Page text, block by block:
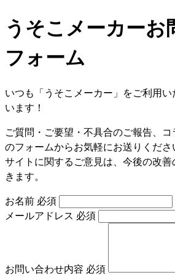
うそこメーカーお
フォーム
いつも「うそこメーカー」をご利用
います！
ご質問・ご要望・不具合のご報告、
のフォームからお気軽にお送りくださ
サイトに関するご意見は、今後の改
きます。
お名前 必須
メールアドレス 必須
お問い合わせ内容 必須